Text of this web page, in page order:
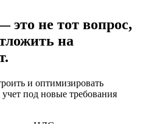
не тот вопрос,
на
и оптимизировать
под новые требования